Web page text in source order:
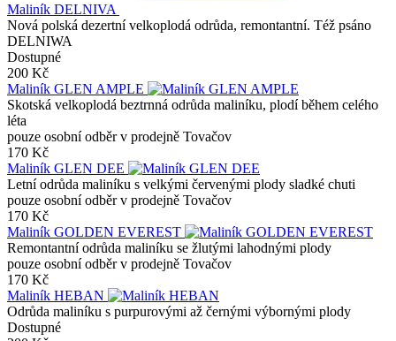
Maliník DELNIVA
Nová polská dezertní velkoplodá odrůda, remontantní. Též psáno
DELNIWA
Dostupné
200 Kč
Maliník GLEN AMPLE
Skotská velkoplodá beztrnná odrůda maliníku, plodí během celého
léta
pouze osobní odběr v prodejně Tovačov
170 Kč
Maliník GLEN DEE
Letní odrůda maliníku s velkými červenými plody sladké chuti
pouze osobní odběr v prodejně Tovačov
170 Kč
Maliník GOLDEN EVEREST
Remontantní odrůda maliníku se žlutými lahodnými plody
pouze osobní odběr v prodejně Tovačov
170 Kč
Maliník HEBAN
Odrůda maliníku s purpurovými až černými výbornými plody
Dostupné